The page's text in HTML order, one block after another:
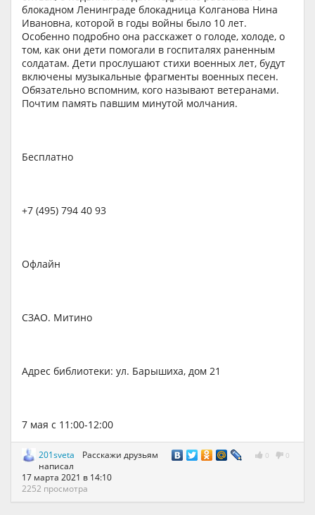
блокадном Ленинграде блокадница Колганова Нина
Ивановна, которой в годы войны было 10 лет.
Особенно подробно она расскажет о голоде, холоде, о
том, как они дети помогали в госпиталях раненным
солдатам. Дети прослушают стихи военных лет, будут
включены музыкальные фрагменты военных песен.
Обязательно вспомним, кого называют ветеранами.
Почтим память павшим минутой молчания.
Бесплатно
+7 (495) 794 40 93
Офлайн
СЗАО. Митино
Адрес библиотеки: ул. Барышиха, дом 21
7 мая с 11:00-12:00
Расскажи друзьям 0 0
201sveta
написал
17 марта 2021 в 14:10
2252 просмотра